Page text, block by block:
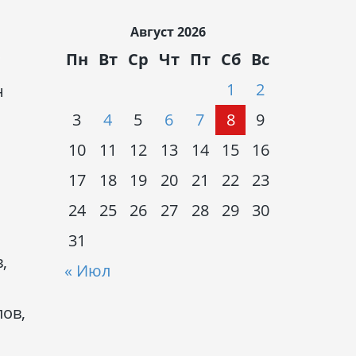
Август 2026
Пн Вт Ср Чт Пт Сб Вс
« Июл
1
2
3
4 5 6 7 8
9
10
11 12 13 14 15
16
17
18 19 20 21 22
23
24
25 26 27 28 29
30
31